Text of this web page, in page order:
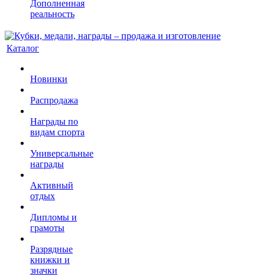
Дополненная
реальность
Каталог
Новинки
Распродажа
Награды по
видам спорта
Универсальные
награды
Активный
отдых
Дипломы и
грамоты
Разрядные
книжки и
значки